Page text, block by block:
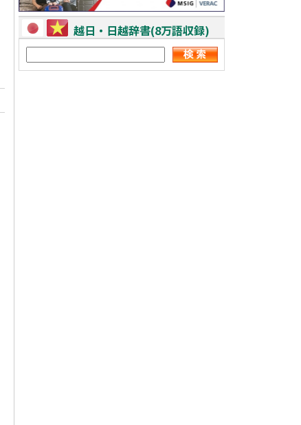
越日・日越辞書(8万語収録)